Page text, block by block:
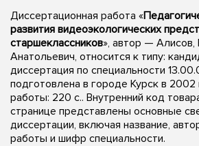
Диссертационная работа «
развития видеоэкологических
старшеклассников», автор — Алисов,
Анатольевич, относится к типу:
диссертация по специальности
подготовлена в городе Курск в
работы: 220 с.. Внутренний код
странице представлены основные
диссертации, включая название,
работы и шифр специальности.